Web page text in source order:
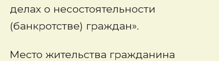
делах о несостоятельности
(банкротстве) граждан».
Место жительства гражданина